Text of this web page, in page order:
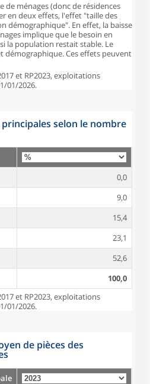
ménages (donc de résidences
en deux effets, l'effet "taille des
démographique". En effet, la baisse
implique que le besoin en
la population restait stable. Le
démographique. Ces effets peuvent
et RP2023, exploitations
01/2026.
principales selon le nombre
0,0
9,0
15,4
23,1
52,6
100,0
et RP2023, exploitations
01/2026.
de pièces des